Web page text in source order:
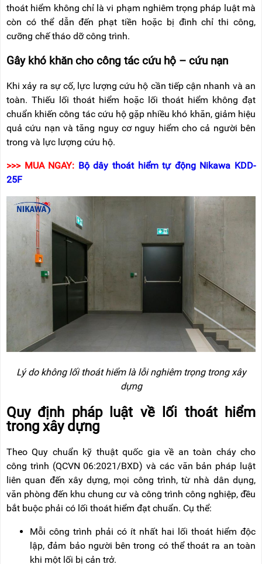
thoát hiểm không chỉ là vi phạm nghiêm trọng pháp luật mà
còn có thể dẫn đến phạt tiền hoặc bị đình chỉ thi công,
cưỡng chế tháo dỡ công trình.
Gây khó khăn cho công tác cứu hộ – cứu nạn
Khi xảy ra sự cố, lực lượng cứu hộ cần tiếp cận nhanh và an
toàn. Thiếu lối thoát hiểm hoặc lối thoát hiểm không đạt
chuẩn khiến công tác cứu hộ gặp nhiều khó khăn, giảm hiệu
quả cứu nạn và tăng nguy cơ nguy hiểm cho cả người bên
trong và lực lượng cứu hộ.
>>> MUA NGAY: Bộ dây thoát hiểm tự động Nikawa KDD-
25F
Lý do không lối thoát hiểm là lỗi nghiêm trọng trong xây
dựng
Quy định pháp luật về lối thoát hiểm
trong xây dựng
Theo Quy chuẩn kỹ thuật quốc gia về an toàn cháy cho
công trình (QCVN 06:2021/BXD) và các văn bản pháp luật
liên quan đến xây dựng, mọi công trình, từ nhà dân dụng,
văn phòng đến khu chung cư và công trình công nghiệp, đều
bắt buộc phải có lối thoát hiểm đạt chuẩn. Cụ thể:
Mỗi công trình phải có ít nhất hai lối thoát hiểm độc
lập, đảm bảo người bên trong có thể thoát ra an toàn
khi một lối bị cản trở.